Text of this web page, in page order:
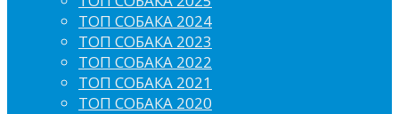
ТОП СОБАКА 2024
ТОП СОБАКА 2023
ТОП СОБАКА 2022
ТОП СОБАКА 2021
ТОП СОБАКА 2020